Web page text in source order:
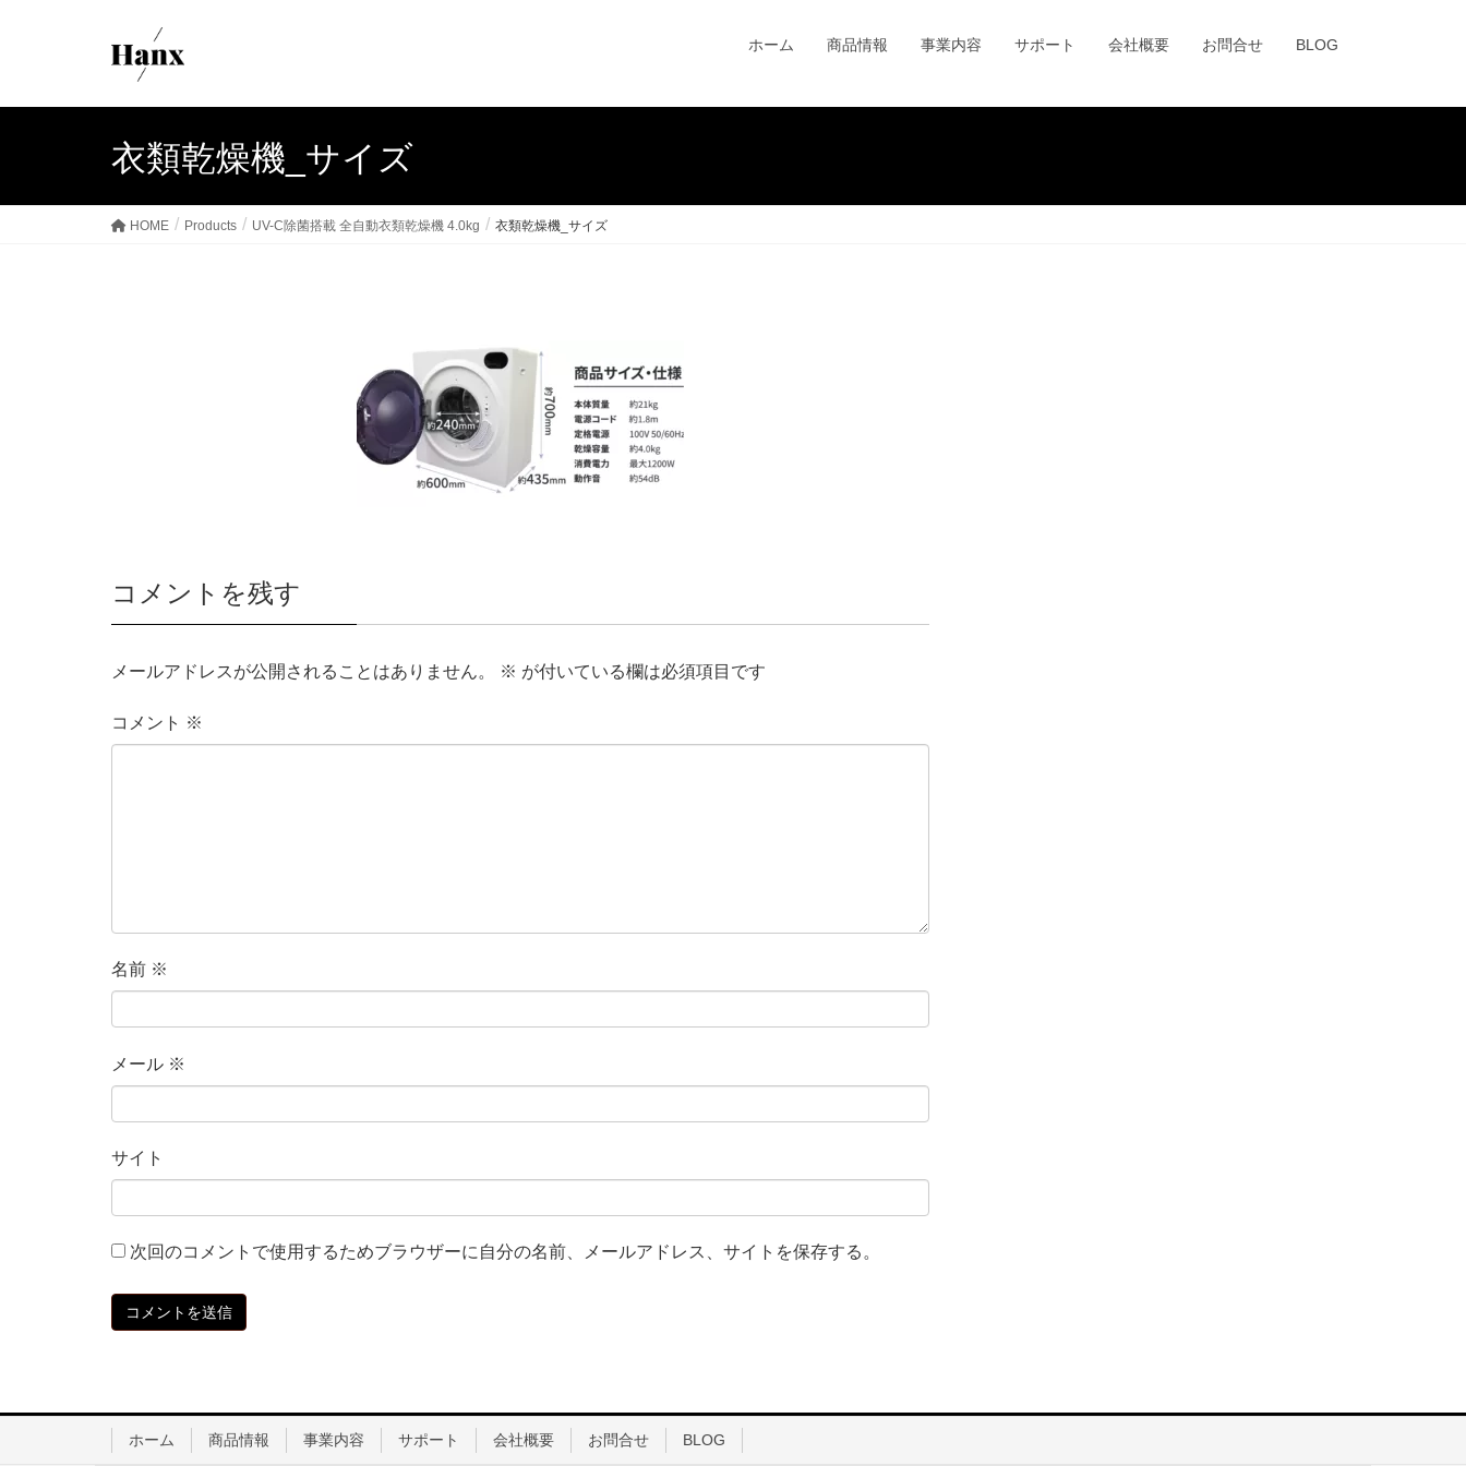
ホーム 商品情報 事業内容 サポート 会社概要 お問合せ BLOG
衣類乾燥機_サイズ
HOME Products UV-C除菌搭載 全自動衣類乾燥機 4.0kg 衣類乾燥機_サイズ
コメントを残す
メールアドレスが公開されることはありません。 ※ が付いている欄は必須項目です
コメント ※
名前 ※
メール ※
サイト
次回のコメントで使用するためブラウザーに自分の名前、メールアドレス、サイトを保存する。
ホーム 商品情報 事業内容 サポート 会社概要 お問合せ BLOG